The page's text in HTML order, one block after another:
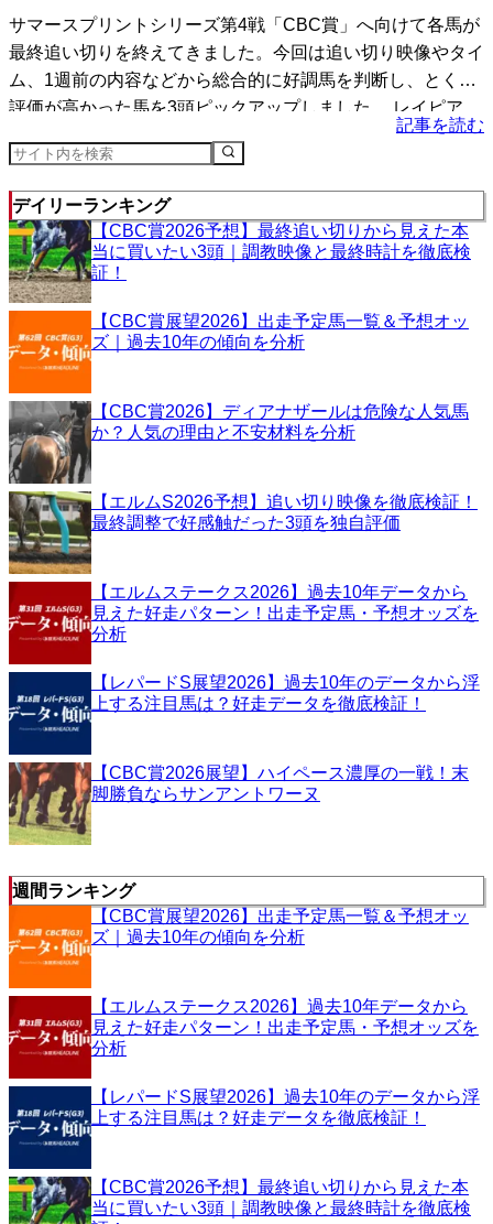
サマースプリントシリーズ第4戦「CBC賞」へ向けて各馬が
最終追い切りを終えてきました。今回は追い切り映像やタイ
ム、1週前の内容などから総合的に好調馬を判断し、とくに
評価が高かった馬を3頭ピックアップしました。 レイピア
記事を読む
デイリーランキング
【CBC賞2026予想】最終追い切りから見えた本
当に買いたい3頭｜調教映像と最終時計を徹底検
証！
【CBC賞展望2026】出走予定馬一覧＆予想オッ
ズ｜過去10年の傾向を分析
【CBC賞2026】ディアナザールは危険な人気馬
か？人気の理由と不安材料を分析
【エルムS2026予想】追い切り映像を徹底検証！
最終調整で好感触だった3頭を独自評価
【エルムステークス2026】過去10年データから
見えた好走パターン！出走予定馬・予想オッズを
分析
【レパードS展望2026】過去10年のデータから浮
上する注目馬は？好走データを徹底検証！
【CBC賞2026展望】ハイペース濃厚の一戦！末
脚勝負ならサンアントワーヌ
週間ランキング
【CBC賞展望2026】出走予定馬一覧＆予想オッ
ズ｜過去10年の傾向を分析
【エルムステークス2026】過去10年データから
見えた好走パターン！出走予定馬・予想オッズを
分析
【レパードS展望2026】過去10年のデータから浮
上する注目馬は？好走データを徹底検証！
【CBC賞2026予想】最終追い切りから見えた本
当に買いたい3頭｜調教映像と最終時計を徹底検